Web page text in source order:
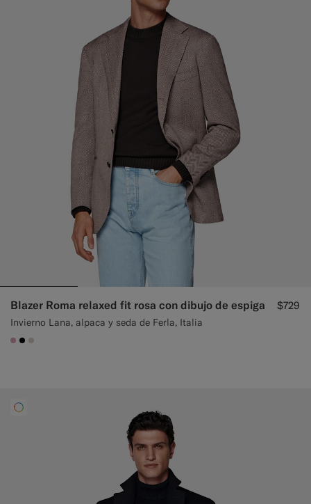
Blazer Roma relaxed fit rosa con dibujo de espiga
Invierno Lana, alpaca y seda de Ferla, Italia
$729
#DAA1B6
#000000
#D7D1C3